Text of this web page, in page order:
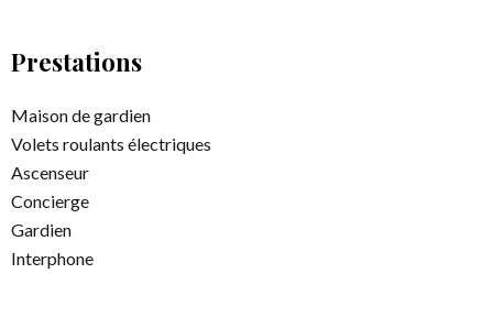
Prestations
Maison de gardien
Volets roulants électriques
Ascenseur
Concierge
Gardien
Interphone